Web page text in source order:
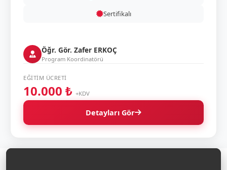
Sertifikalı
Öğr. Gör. Zafer ERKOÇ
Program Koordinatörü
EĞITIM ÜCRETI
10.000 ₺ +KDV
Detayları Gör